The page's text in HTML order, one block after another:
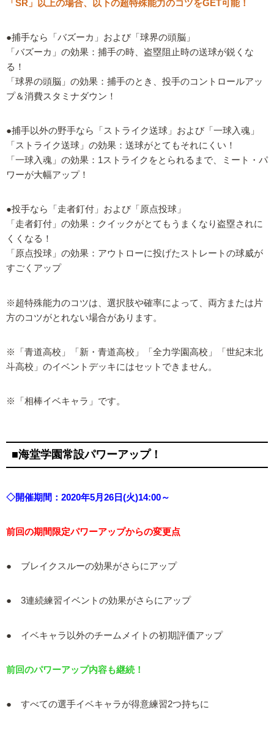
「SR」以上の場合、以下の超特殊能力のコツをGET可能！
●捕手なら「バズーカ」および「球界の頭脳」
「バズーカ」の効果：捕手の時、盗塁阻止時の送球が鋭くな
る！
「球界の頭脳」の効果：捕手のとき、投手のコントロールアッ
プ＆消費スタミナダウン！
●捕手以外の野手なら「ストライク送球」および「一球入魂」
「ストライク送球」の効果：送球がとてもそれにくい！
「一球入魂」の効果：1ストライクをとられるまで、ミート・パ
ワーが大幅アップ！
●投手なら「走者釘付」および「原点投球」
「走者釘付」の効果：クイックがとてもうまくなり盗塁されに
くくなる！
「原点投球」の効果：アウトローに投げたストレートの球威が
すごくアップ
※超特殊能力のコツは、選択肢や確率によって、両方または片
方のコツがとれない場合があります。
※「青道高校」「新・青道高校」「全力学園高校」「世紀末北
斗高校」のイベントデッキにはセットできません。
※「相棒イベキャラ」です。
■​海堂学園常設パワーアップ！
◇開催期間：2020年5月26日(火)14:00～
前回の期間限定パワーアップからの変更点
● ブレイクスルーの効果がさらにアップ
● 3連続練習イベントの効果がさらにアップ
● イベキャラ以外のチームメイトの初期評価アップ
前回のパワーアップ内容も継続！
● すべての選手イベキャラが得意練習2つ持ちに